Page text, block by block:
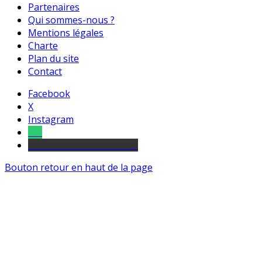
Partenaires
Qui sommes-nous ?
Mentions légales
Charte
Plan du site
Contact
Facebook
X
Instagram
Bouton retour en haut de la page